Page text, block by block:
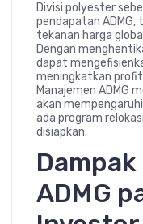
Divisi polyester
pendapatan
tekanan harga
Dengan
dapat
meningkatkan
Manajemen ADMG
akan
ada program
disiapkan.
ADMG